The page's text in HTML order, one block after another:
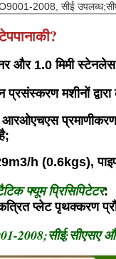
2008, सीई
1.0 मिमी स्टेनलेस
प्रसंस्करण मशीनों
आरओएचएस
h (0.6kgs),
फ्यूम प्रिसिपिटेटर:
प्लेट पृथक्करण
2008;सीई;सीएसए